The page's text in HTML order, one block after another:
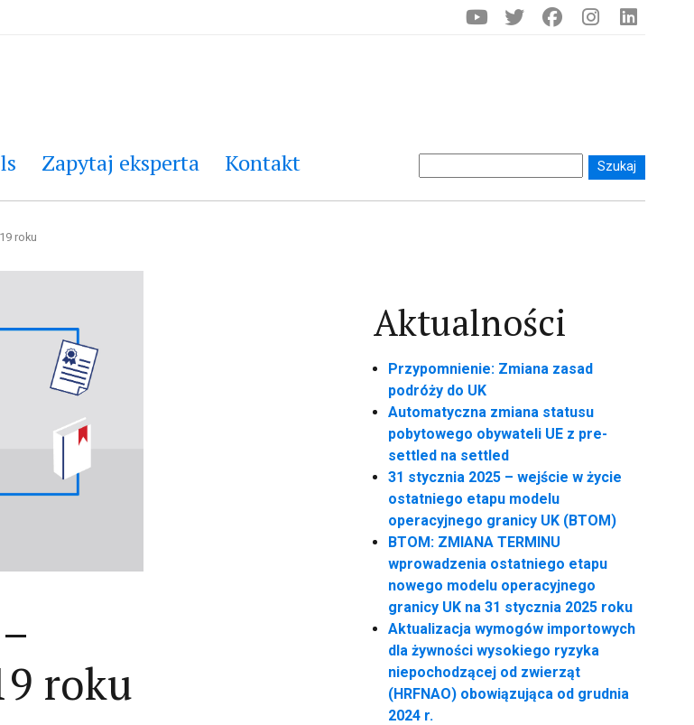
Zapytaj eksperta Kontakt
roku
roku
Aktualności
Przypomnienie: Zmiana zasad
podróży do UK
Automatyczna zmiana statusu
pobytowego obywateli UE z pre-
settled na settled
31 stycznia 2025 – wejście w życie
ostatniego etapu modelu
operacyjnego granicy UK (BTOM)
BTOM: ZMIANA TERMINU
wprowadzenia ostatniego etapu
nowego modelu operacyjnego
granicy UK na 31 stycznia 2025 roku
Aktualizacja wymogów importowych
dla żywności wysokiego ryzyka
niepochodzącej od zwierząt
(HRFNAO) obowiązująca od grudnia
2024 r.